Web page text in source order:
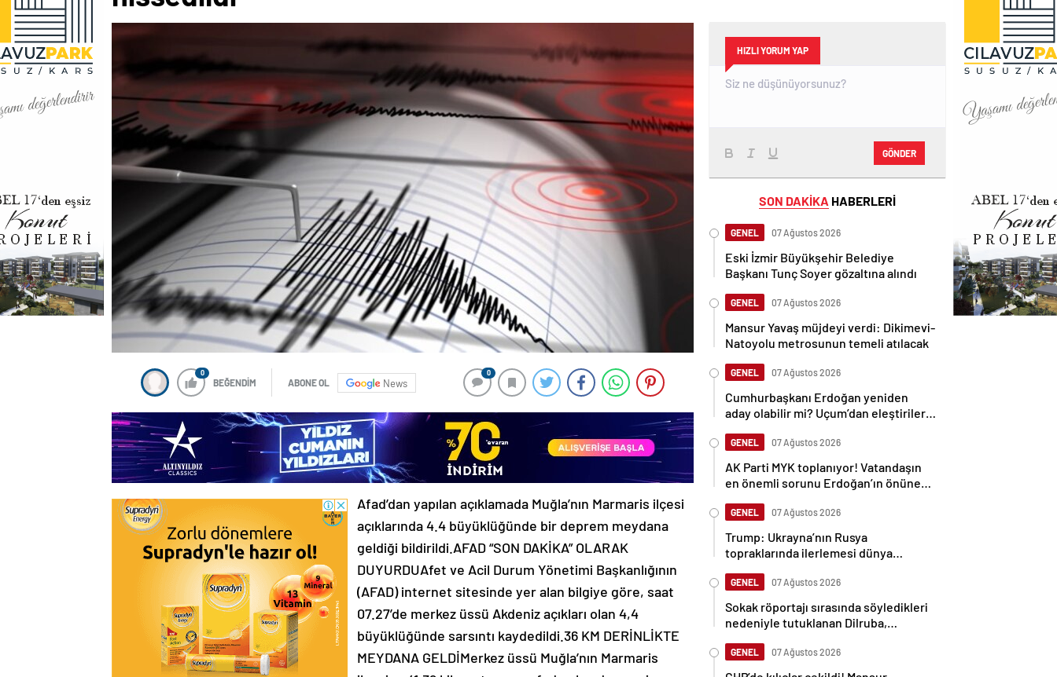
0
BEĞENDİM ABONE OL News
0
Afad’dan yapılan açıklamada Muğla’nın Marmaris ilçesi
açıklarında 4.4 büyüklüğünde bir deprem meydana
geldiği bildirildi.AFAD “SON DAKİKA” OLARAK
DUYURDUAfet ve Acil Durum Yönetimi Başkanlığının
(AFAD) internet sitesinde yer alan bilgiye göre, saat
07.27’de merkez üssü Akdeniz açıkları olan 4,4
büyüklüğünde sarsıntı kaydedildi.36 KM DERİNLİKTE
MEYDANA GELDİMerkez üssü Muğla’nın Marmaris
HIZLI YORUM YAP
GÖNDER
SON DAKİKA HABERLERİ
GENEL 07 Ağustos 2026
Eski İzmir Büyükşehir Belediye
Başkanı Tunç Soyer gözaltına alındı
GENEL 07 Ağustos 2026
Mansur Yavaş müjdeyi verdi: Dikimevi-
Natoyolu metrosunun temeli atılacak
GENEL 07 Ağustos 2026
Cumhurbaşkanı Erdoğan yeniden
aday olabilir mi? Uçum’dan eleştirilere
GENEL 07 Ağustos 2026
AK Parti MYK toplanıyor! Vatandaşın
en önemli sorunu Erdoğan’ın önüne
GENEL 07 Ağustos 2026
Trump: Ukrayna’nın Rusya
topraklarında ilerlemesi dünya
GENEL 07 Ağustos 2026
Sokak röportajı sırasında söyledikleri
nedeniyle tutuklanan Dilruba,
GENEL 07 Ağustos 2026